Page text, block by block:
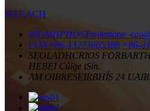
ISTEACH
RÍOMHPHOST
FÓN+86-13273665388 +86-
SEOLADHCRIOS
HEBEI Cúige tSín.
AM OIBRESEIRBHÍS 24